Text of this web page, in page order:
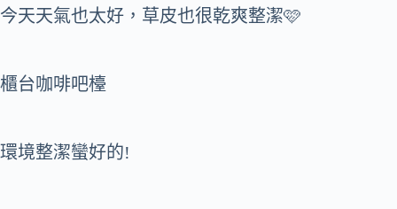
今天天氣也太好，草皮也很乾爽整潔🩷
櫃台咖啡吧檯
環境整潔蠻好的!